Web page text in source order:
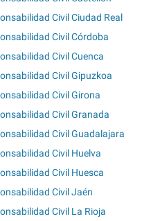
Civil Ciudad Real
Civil Córdoba
Civil Cuenca
Civil Gipuzkoa
Civil Girona
Civil Granada
Civil Guadalajara
Civil Huelva
Civil Huesca
Civil Jaén
Civil La Rioja